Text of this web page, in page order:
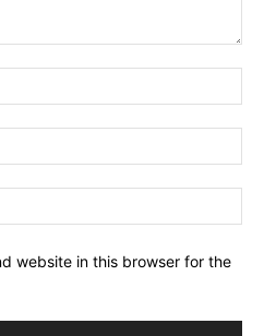
website in this browser for the